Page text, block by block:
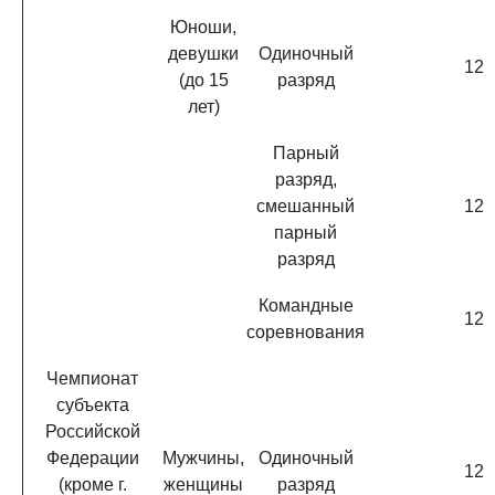
Юноши,
девушки
(до 15
лет)
Одиночный
разряд
12
Парный
разряд,
смешанный
парный
разряд
12
Командные
соревнования
12
Чемпионат
субъекта
Российской
Федерации
(кроме г.
Мужчины,
женщины
Одиночный
разряд
12